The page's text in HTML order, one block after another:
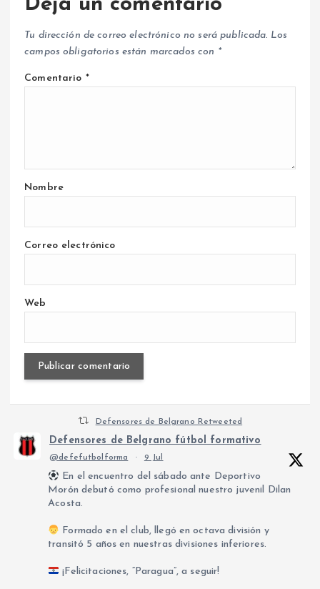
Deja un comentario
Tu dirección de correo electrónico no será publicada. Los
campos obligatorios están marcados con *
Comentario *
Nombre
Correo electrónico
Web
Defensores de Belgrano Retweeted
Defensores de Belgrano fútbol formativo
@defefutbolforma · 9 Jul
En el encuentro del sábado ante Deportivo
Morón debutó como profesional nuestro juvenil Dilan
Acosta.
Formado en el club, llegó en octava división y
transitó 5 años en nuestras divisiones inferiores.
¡Felicitaciones, “Paragua”, a seguir!